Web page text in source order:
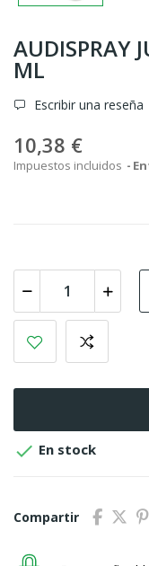
AUDISPRAY
ML
Escribir una reseña
10,38 €
Impuestos incluidos
 En stock
Compartir